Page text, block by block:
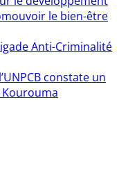
le bien-être
Anti-Criminalité
constate un
Kourouma